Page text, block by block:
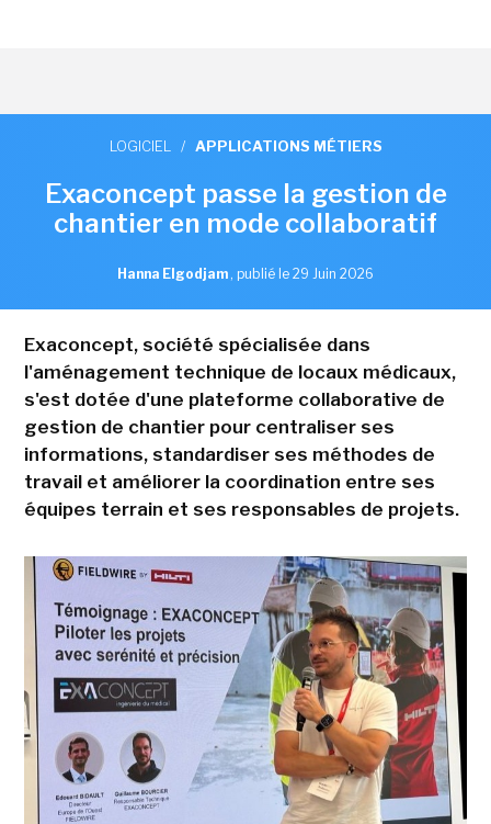
LOGICIEL / APPLICATIONS MÉTIERS
Exaconcept passe la gestion de
chantier en mode collaboratif
Hanna Elgodjam , publié le 29 Juin 2026
Exaconcept, société spécialisée dans
l'aménagement technique de locaux médicaux,
s'est dotée d'une plateforme collaborative de
gestion de chantier pour centraliser ses
informations, standardiser ses méthodes de
travail et améliorer la coordination entre ses
équipes terrain et ses responsables de projets.